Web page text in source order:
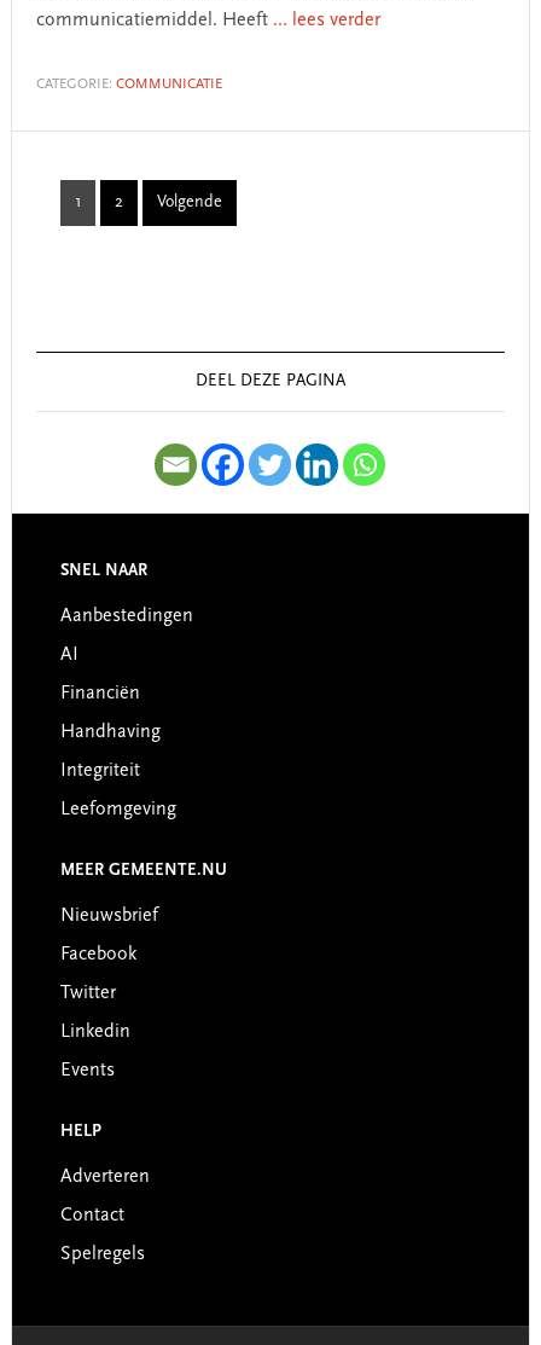
communicatiemiddel. Heeft ... lees verder
CATEGORIE: COMMUNICATIE
Page
1 Page
2 Volgende
Sidebar
DEEL DEZE PAGINA
Footer
SNEL NAAR
Aanbestedingen
AI
Financiën
Handhaving
Integriteit
Leefomgeving
MEER GEMEENTE.NU
Nieuwsbrief
Facebook
Twitter
Linkedin
Events
HELP
Adverteren
Contact
Spelregels